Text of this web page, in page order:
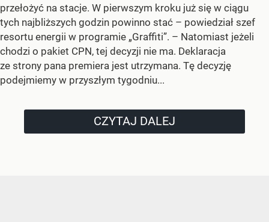
przełożyć na stacje. W pierwszym kroku już się w ciągu
tych najbliższych godzin powinno stać – powiedział szef
resortu energii w programie „Graffiti”. – Natomiast jeżeli
chodzi o pakiet CPN, tej decyzji nie ma. Deklaracja
ze strony pana premiera jest utrzymana. Tę decyzję
podejmiemy w przyszłym tygodniu...
CZYTAJ DALEJ